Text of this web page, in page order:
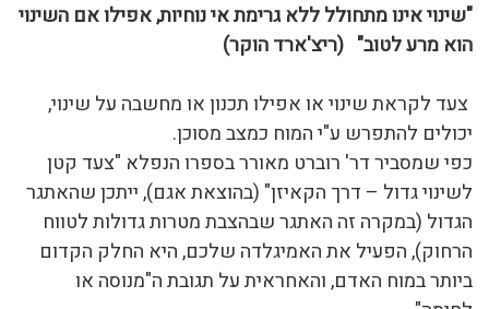
"שינוי אינו מתחולל ללא גרימת אי נוחיות, אפילו אם השינוי
הוא מרע לטוב" (ריצ'ארד הוקר)
צעד לקראת שינוי או אפילו תכנון או מחשבה על שינוי,
יכולים להתפרש ע"י המוח כמצב מסוכן.
כפי שמסביר דר' רוברט מאורר בספרו הנפלא "צעד קטן
לשינוי גדול – דרך הקאיזן" (בהוצאת אגם), ייתכן שהאתגר
הגדול (במקרה זה האתגר שבהצבת מטרות גדולות לטווח
הרחוק), הפעיל את האמיגלדה שלכם, היא החלק הקדום
ביותר במוח האדם, והאחראית על תגובת ה"מנוסה או